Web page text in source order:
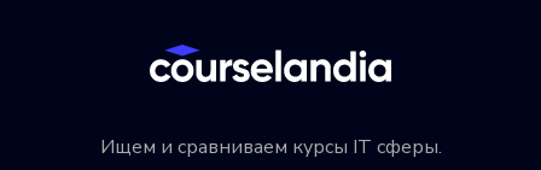
Ищем и сравниваем курсы IT сферы.